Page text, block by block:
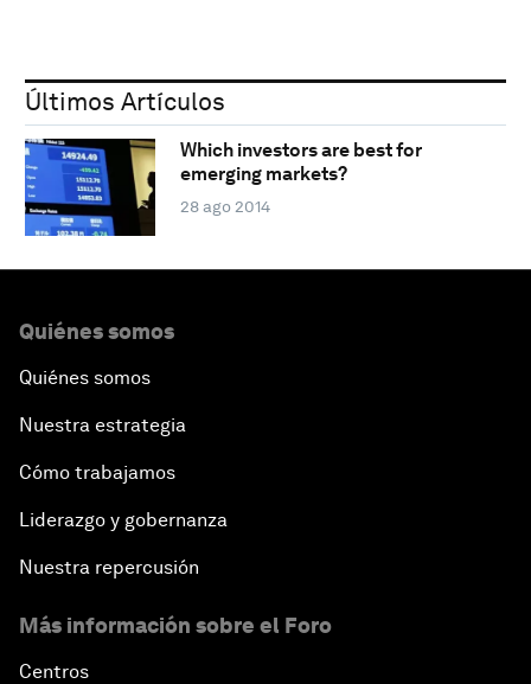
Últimos Artículos
Which investors are best for
emerging markets?
28 ago 2014
Quiénes somos
Quiénes somos
Nuestra estrategia
Cómo trabajamos
Liderazgo y gobernanza
Nuestra repercusión
Más información sobre el Foro
Centros